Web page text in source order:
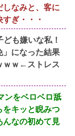
なみと、客に
ぎ・・・
も嫌いな私！
」になった結果
ｗｗ←ストレス
ンをベロベロ舐
キッと睨みつ
なの初めて見